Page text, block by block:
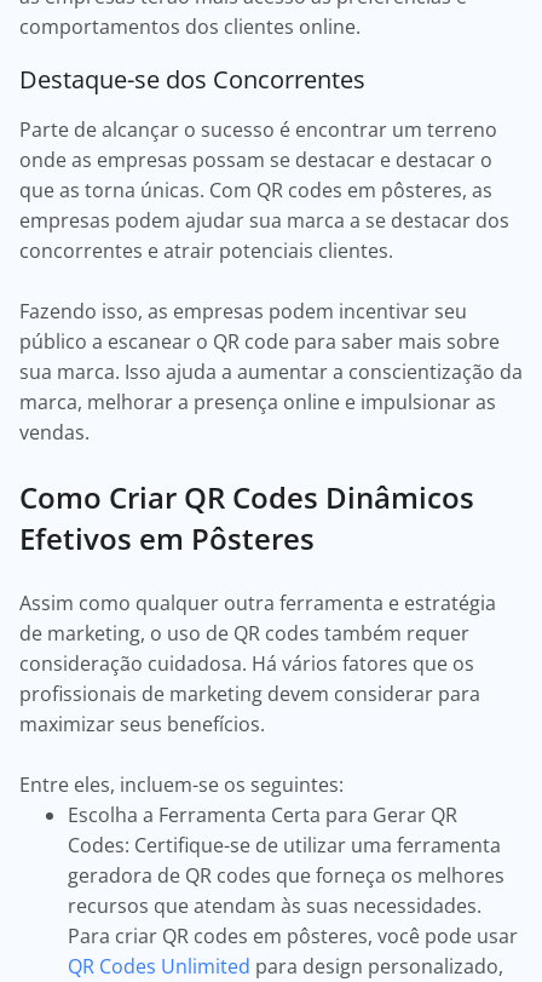
comportamentos dos clientes online.
Destaque-se dos Concorrentes
Parte de alcançar o sucesso é encontrar um terreno
onde as empresas possam se destacar e destacar o
que as torna únicas. Com QR codes em pôsteres, as
empresas podem ajudar sua marca a se destacar dos
concorrentes e atrair potenciais clientes.
Fazendo isso, as empresas podem incentivar seu
público a escanear o QR code para saber mais sobre
sua marca. Isso ajuda a aumentar a conscientização da
marca, melhorar a presença online e impulsionar as
vendas.
Como Criar QR Codes Dinâmicos
Efetivos em Pôsteres
Assim como qualquer outra ferramenta e estratégia
de marketing, o uso de QR codes também requer
consideração cuidadosa. Há vários fatores que os
profissionais de marketing devem considerar para
maximizar seus benefícios.
Entre eles, incluem-se os seguintes:
Escolha a Ferramenta Certa para Gerar QR
Codes: Certifique-se de utilizar uma ferramenta
geradora de QR codes que forneça os melhores
recursos que atendam às suas necessidades.
Para criar QR codes em pôsteres, você pode usar
QR Codes Unlimited para design personalizado,